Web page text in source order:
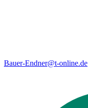
Bauer-Endner@t-online.de